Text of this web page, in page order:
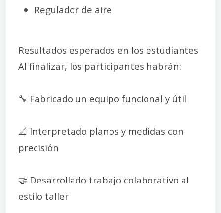
Regulador de aire
Resultados esperados en los estudiantes
Al finalizar, los participantes habrán:
🔧 Fabricado un equipo funcional y útil
📐 Interpretado planos y medidas con
precisión
🤝 Desarrollado trabajo colaborativo al
estilo taller